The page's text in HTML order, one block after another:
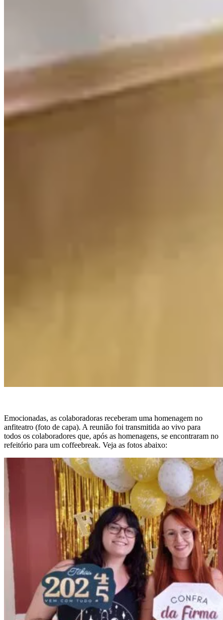
Emocionadas, as colaboradoras receberam uma homenagem no
anfiteatro (foto de capa). A reunião foi transmitida ao vivo para
todos os colaboradores que, após as homenagens, se encontraram no
refeitório para um coffeebreak. Veja as fotos abaixo: